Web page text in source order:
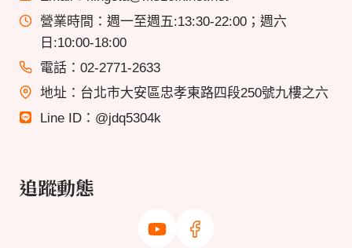
營業時間：週一至週五:13:30-22:00；週六
日:10:00-18:00
電話：02-2771-2633
地址：台北市大安區忠孝東路四段250號九樓之六
Line ID：@jdq5304k
追蹤動態